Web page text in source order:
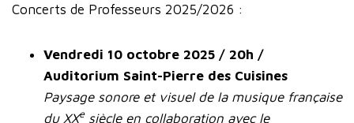
Concerts de Professeurs 2025/2026 :
Vendredi 10 octobre 2025 / 20h /
Auditorium Saint-Pierre des Cuisines
Paysage sonore et visuel de la musique française
du XXesiècle en collaboration avec le